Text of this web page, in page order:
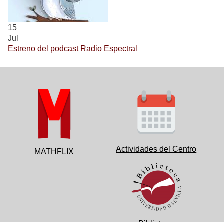
15
Jul
Estreno del podcast Radio Espectral
MATHFLIX Actividades del Centro